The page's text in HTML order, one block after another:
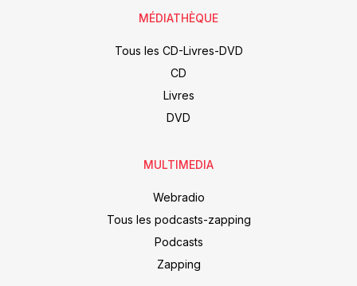
MÉDIATHÈQUE
Tous les CD-Livres-DVD
CD
Livres
DVD
MULTIMEDIA
Webradio
Tous les podcasts-zapping
Podcasts
Zapping